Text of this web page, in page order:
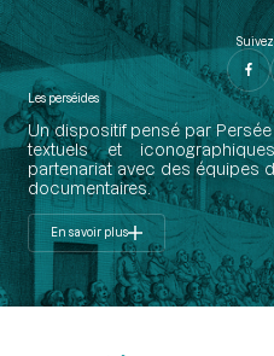
Les perséides
Un dispositif pensé par
textuels et
partenariat avec des équipes
documentaires.
En savoir plus